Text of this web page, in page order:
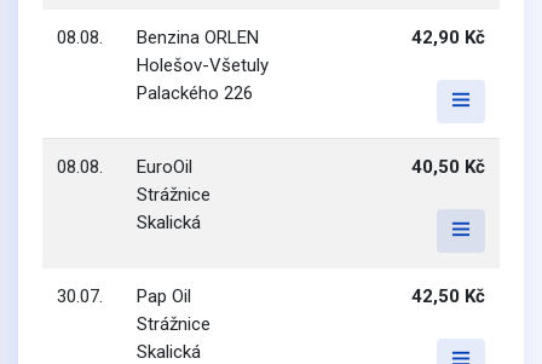
08.08.
Benzina ORLEN
Holešov-Všetuly
Palackého 226
42,90 Kč
08.08.
EuroOil
Strážnice
Skalická
40,50 Kč
30.07.
Pap Oil
Strážnice
Skalická
42,50 Kč